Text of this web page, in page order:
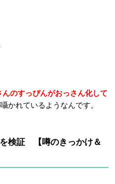
んのすっぴんがおっさん化して
かれているようなんです。
検証 【噂のきっかけ＆